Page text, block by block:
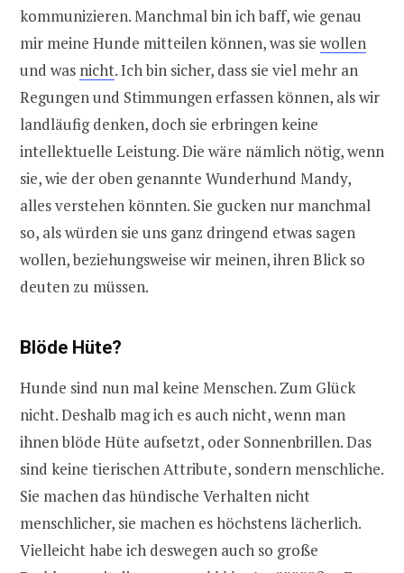
kommunizieren. Manchmal bin ich baff, wie genau
mir meine Hunde mitteilen können, was sie wollen
und was nicht. Ich bin sicher, dass sie viel mehr an
Regungen und Stimmungen erfassen können, als wir
landläufig denken, doch sie erbringen keine
intellektuelle Leistung. Die wäre nämlich nötig, wenn
sie, wie der oben genannte Wunderhund Mandy,
alles verstehen könnten. Sie gucken nur manchmal
so, als würden sie uns ganz dringend etwas sagen
wollen, beziehungsweise wir meinen, ihren Blick so
deuten zu müssen.
Blöde Hüte?
Hunde sind nun mal keine Menschen. Zum Glück
nicht. Deshalb mag ich es auch nicht, wenn man
ihnen blöde Hüte aufsetzt, oder Sonnenbrillen. Das
sind keine tierischen Attribute, sondern menschliche.
Sie machen das hündische Verhalten nicht
menschlicher, sie machen es höchstens lächerlich.
Vielleicht habe ich deswegen auch so große